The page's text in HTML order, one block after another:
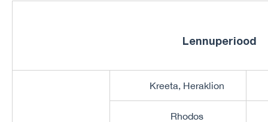
Lennuperiood
Kreeta, Heraklion
Rhodos